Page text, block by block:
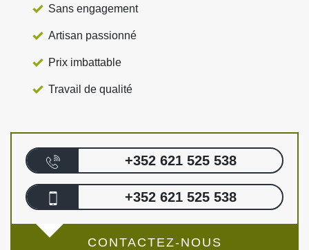
Sans engagement
Artisan passionné
Prix imbattable
Travail de qualité
+352 621 525 538
+352 621 525 538
CONTACTEZ-NOUS